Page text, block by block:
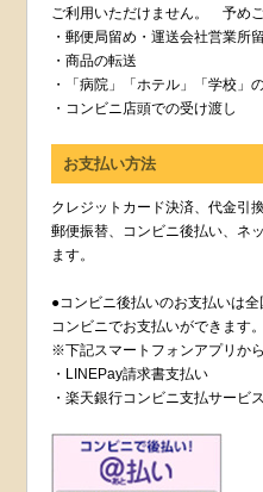
ご利用いただけません。 予めご
・郵便局留め・運送会社営業所
・商品の転送
・「病院」「ホテル」「学校」
・コンビニ店頭での受け渡し
お支払い方法
クレジットカード決済、代金引
郵便振替、コンビニ後払い、ネ
ます。
●コンビニ後払いのお支払いは
コンビニでお支払いができます。
※下記スマートフォンアプリか
・LINEPay請求書支払い
・楽天銀行コンビニ支払サービ